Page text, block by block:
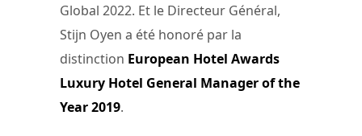
Global 2022. Et le Directeur Général,
Stijn Oyen a été honoré par la
distinction European Hotel Awards
Luxury Hotel General Manager of the
Year 2019.